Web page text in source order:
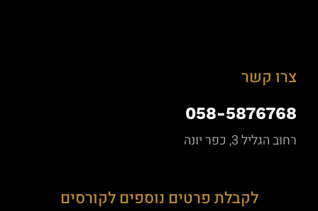
צרו קשר
058-5876768
רחוב הגליל 3, כפר יונה
לקבלת פרטים נוספים לקורסים